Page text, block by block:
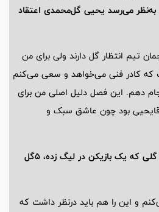
می‌رسد یحیی گل‌محمدی اعتقاد
تیم انتظار گل دارند ولی برای من
که کادر فنی می‌خواهد و سعی می‌کنم
دهم. این فصل دلیل اصلی من برای
بود چون عاشق سبک و
*تا هفته دوازدهم بیشترین گلی که یک بازیکن در لیگ زده، 5گل
و این را هم باید درنظر داشت که